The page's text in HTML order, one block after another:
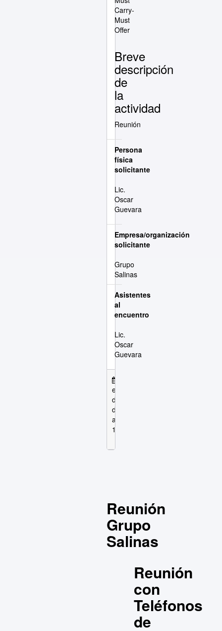
Carry-
Must
Offer
Breve
descripción
de
la
actividad
Reunión
Persona
física
solicitante
Lic.
Oscar
Guevara
Empresa/organización
solicitante
Grupo
Salinas
Asistentes
al
encuentro
Lic.
Oscar
Guevara
el 10 de
diciembre
de 2013
a las
15:00
Reunión
Grupo
Salinas
Reunión
con
Teléfonos
de